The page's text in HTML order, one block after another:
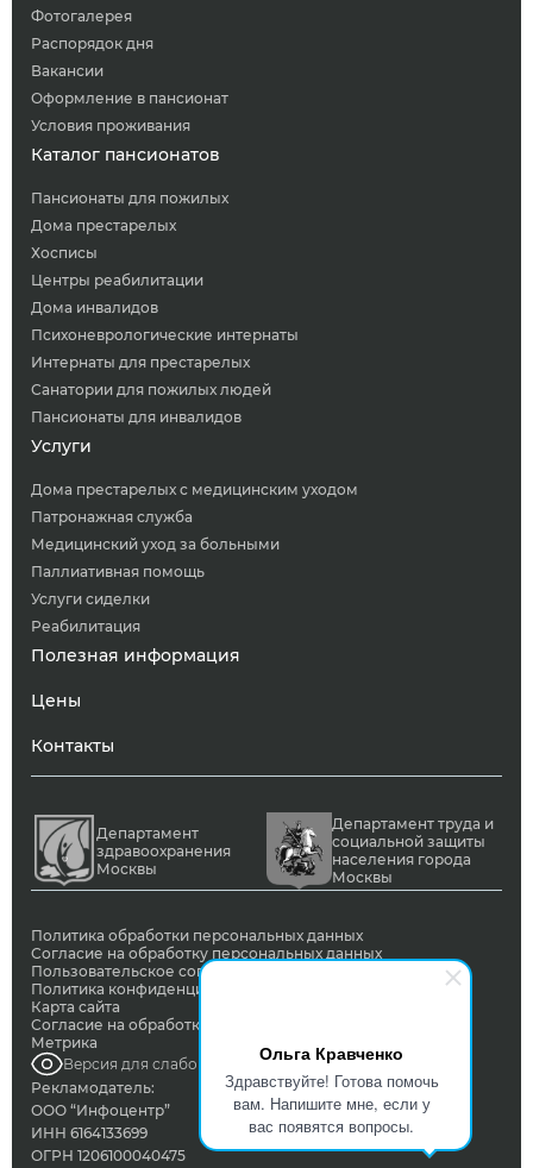
Ольга Кравченко
Здравствуйте! Готова помочь
вам. Напишите мне, если у
вас появятся вопросы.
Фотогалерея
Распорядок дня
Вакансии
Оформление в пансионат
Условия проживания
Каталог пансионатов
Пансионаты для пожилых
Дома престарелых
Хосписы
Центры реабилитации
Дома инвалидов
Психоневрологические интернаты
Интернаты для престарелых
Санатории для пожилых людей
Пансионаты для инвалидов
Услуги
Дома престарелых с медицинским уходом
Патронажная служба
Медицинский уход за больными
Паллиативная помощь
Услуги сиделки
Реабилитация
Полезная информация
Цены
Контакты
Департамент
здравоохранения
Москвы
Департамент труда и
социальной защиты
населения города
Москвы
Политика обработки персональных данных
Согласие на обработку персональных данных
Пользовательское соглашение
Политика конфиденциальности
Карта сайта
Согласие на обработку ПД с помощью сервиса Яндекс
Метрика
Версия для слабовидящих
Рекламодатель:
ООО “Инфоцентр”
ИНН 6164133699
ОГРН 1206100040475